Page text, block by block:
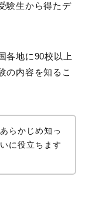
験生から得たデ
各地に90校以上
の内容を知るこ
らかじめ知っ
に役立ちます